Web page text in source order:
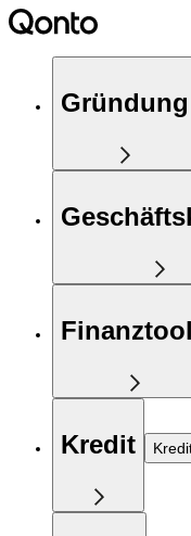
Gründung
Kredit